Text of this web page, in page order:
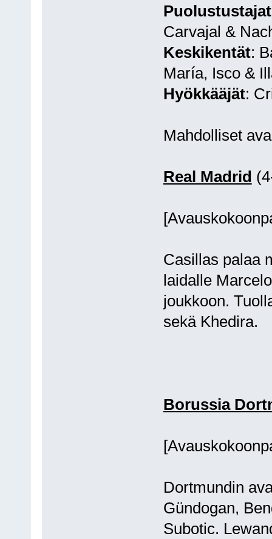
Puolustustajat
Carvajal &
Keskikentät:
María, Isco &
Hyökkääjät:
Mahdolliset
Real Madrid
Casillas palaa
laidalle
joukkoon.
sekä Khedira.
Borussia
Dortmundin
Gündogan,
Subotic.